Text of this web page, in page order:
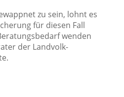
zu sein, lohnt es
für diesen Fall
wenden
der Landvolk-